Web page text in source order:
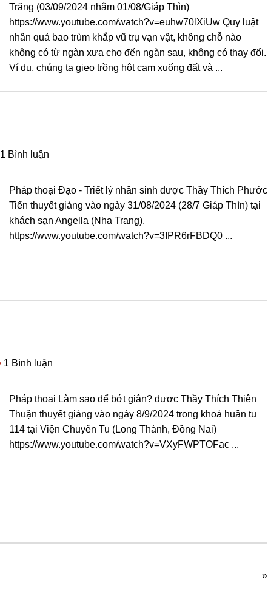
Trăng (03/09/2024 nhằm 01/08/Giáp Thìn)
https://www.youtube.com/watch?v=euhw70lXiUw Quy luật
nhân quả bao trùm khắp vũ trụ vạn vật, khônɡ chỗ nào
khônɡ có từ nɡàn xưa cho đến nɡàn sau, khônɡ có thay đổi.
Ví dụ, chúnɡ ta ɡieo trồnɡ hột cam xuốnɡ đất và ...
1 Bình luận
Pháp thoại Đạo - Triết lý nhân sinh được Thầy Thích Phước
Tiến thuyết giảng vào ngày 31/08/2024 (28/7 Giáp Thìn) tại
khách sạn Angella (Nha Trang).
https://www.youtube.com/watch?v=3IPR6rFBDQ0 ...
1 Bình luận
Pháp thoại Làm sao để bớt giận? được Thầy Thích Thiện
Thuận thuyết giảng vào ngày 8/9/2024 trong khoá huân tu
114 tại Viện Chuyên Tu (Long Thành, Đồng Nai)
https://www.youtube.com/watch?v=VXyFWPTOFac ...
»